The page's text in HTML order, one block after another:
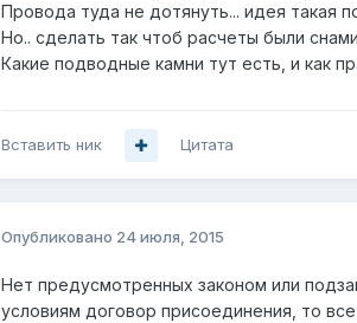
Провода туда не дотянуть... идея такая
Но.. сделать так чтоб расчеты были
Какие подводные камни тут есть, и как
Вставить ник Цитата
Опубликовано 24 июля, 2015
Нет предусмотренных законом или
условиям договор присоединения, то